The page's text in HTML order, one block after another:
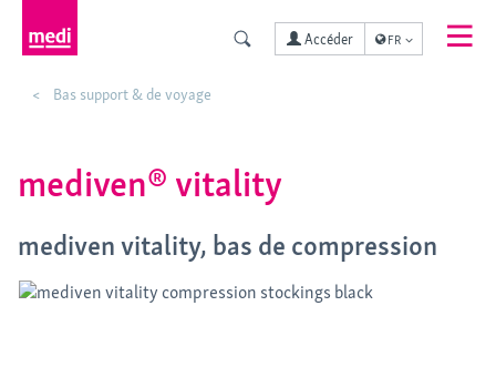
Accéder FR
Bas support & de voyage
mediven® vitality
mediven vitality, bas de compression